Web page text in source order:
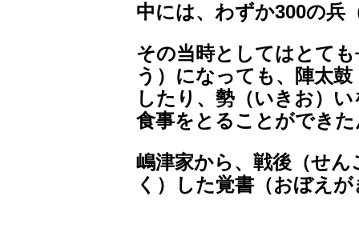
中には、わずか300の兵
その当時としてはとて
う）になっても、陣太
したり、勢（いきお）
食事をとることができ
嶋津家から、戦後（せ
く）した覚書（おぼえ